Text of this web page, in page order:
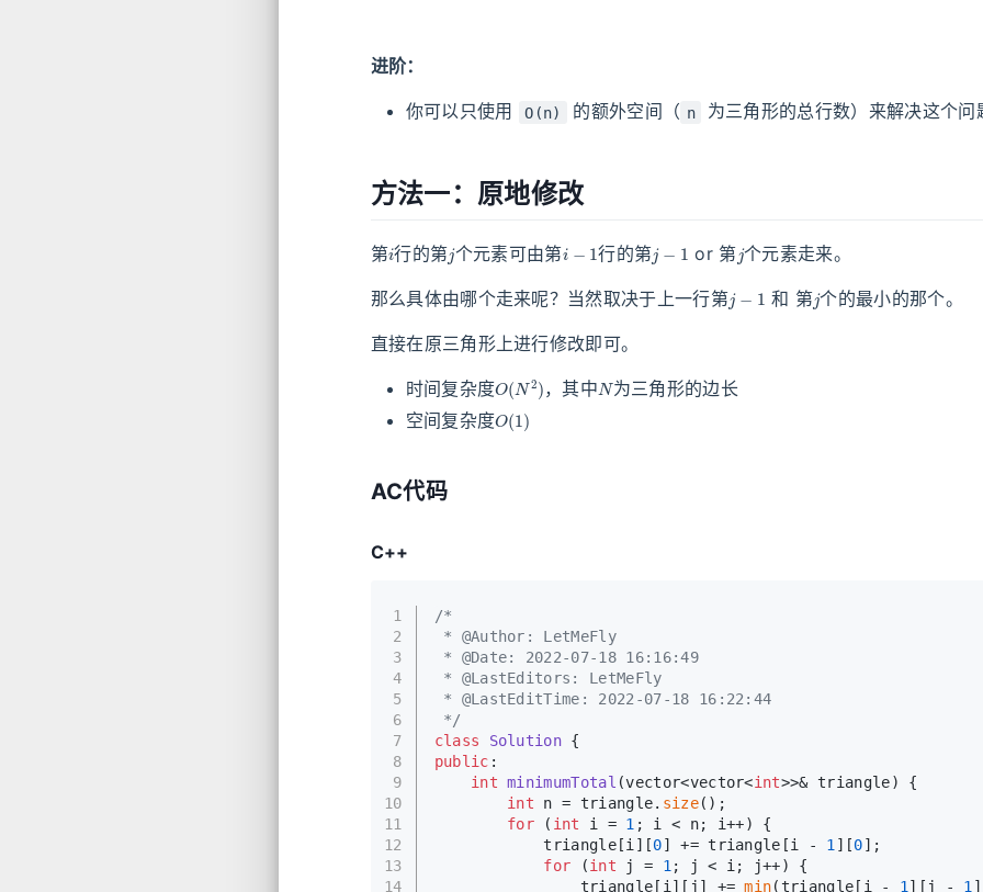
进阶：
你可以只使用 O(n) 的额外空间（ n 为三角形的总行数）来解决这个问
方法一：原地修改
第 行的第 个元素可由第 行的第 or 第 个元素走来。
那么具体由哪个走来呢？当然取决于上一行第 和 第 个的最小的那个。
直接在原三角形上进行修改即可。
时间复杂度 ，其中
为三角形的边长
空间复杂度
O (1 )
AC代码
C++
1
2
3
4
5
6
7
8
9
10
11
12
13
14
/*
* @Author: LetMeFly
* @Date: 2022-07-18 16:16:49
* @LastEditors: LetMeFly
* @LastEditTime: 2022-07-18 16:22:44
*/
class
Solution {
public :
int minimumTotal (vector<vector<int>>& triangle)
{
int n = triangle. size();
for ( int i = 1 ; i < n; i++) {
            triangle[i][
0] += triangle[i - 1 ][0];
for (int j = 1 ; j < i; j++) {
                triangle[i][j] +=
min(triangle[i - 1 ][j - 1